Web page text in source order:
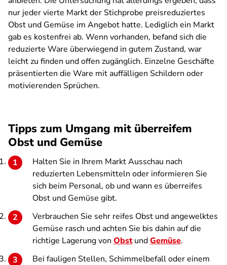
nur jeder vierte Markt der Stichprobe preisreduziertes
Obst und Gemüse im Angebot hatte. Lediglich ein Markt
gab es kostenfrei ab. Wenn vorhanden, befand sich die
reduzierte Ware überwiegend in gutem Zustand, war
leicht zu finden und offen zugänglich. Einzelne Geschäfte
präsentierten die Ware mit auffälligen Schildern oder
motivierenden Sprüchen.
Tipps zum Umgang mit überreifem
Obst und Gemüse
Halten Sie in Ihrem Markt Ausschau nach
reduzierten Lebensmitteln oder informieren Sie
sich beim Personal, ob und wann es überreifes
Obst und Gemüse gibt.
Verbrauchen Sie sehr reifes Obst und angewelktes
Gemüse rasch und achten Sie bis dahin auf die
richtige Lagerung von ObstundGemüse.
Bei fauligen Stellen, Schimmelbefall oder einem